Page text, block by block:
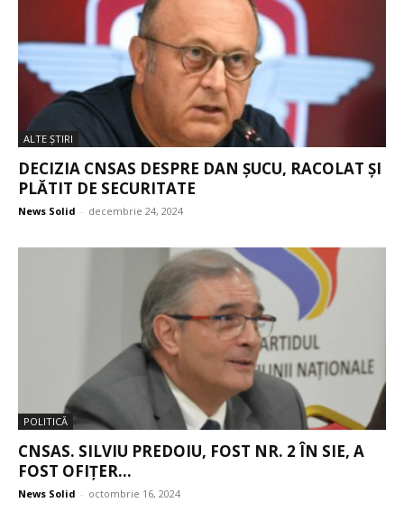
ALTE ŞTIRI
DECIZIA CNSAS DESPRE DAN ȘUCU, RACOLAT ȘI
PLĂTIT DE SECURITATE
News Solid - decembrie 24, 2024
POLITICĂ
CNSAS. SILVIU PREDOIU, FOST NR. 2 ÎN SIE, A
FOST OFIȚER...
News Solid - octombrie 16, 2024